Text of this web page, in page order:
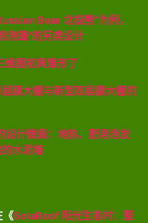
Bear 北极熊”为例，
泡篷”的另类设计
维图初具雏形了
膜大棚与新型双层膜大棚的
计微调：地热、肥皂泡发
水泥墙
《SolaRoof 阳光生态村：整